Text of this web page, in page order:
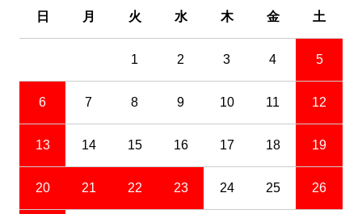
日 月 火 水 木 金 土
1 2 3 4 5
6 7 8 9 10 11 12
13 14 15 16 17 18 19
20 21 22 23 24 25 26